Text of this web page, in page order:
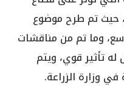
حيث تم طرح موضوع
وما تم من مناقشات
تأثير قوي، ويتم
وزارة الزراعة.